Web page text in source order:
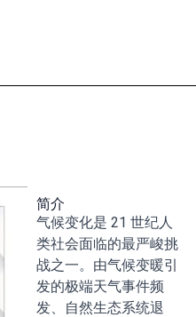
简介
气候变化是 21 世纪人
类社会面临的最严峻挑
战之一。由气候变暖引
发的极端天气事件频
发、自然生态系统退